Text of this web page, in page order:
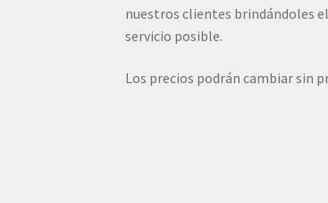
nuestros clientes brindándoles
servicio posible.
Los precios podrán cambiar sin